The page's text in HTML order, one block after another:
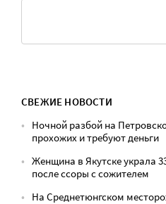
СВЕЖИЕ НОВОСТИ
Ночной разбой на
прохожих и требуют деньги
Женщина в Якутске украла
после ссоры с сожителем
На Среднетюнгском